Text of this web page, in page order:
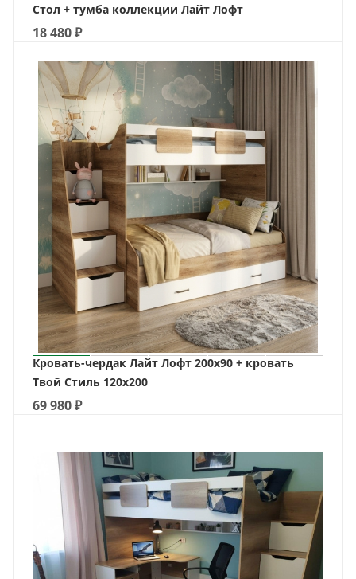
Стол + тумба коллекции Лайт Лофт
18 480₽
Кровать-чердак Лайт Лофт 200х90 + кровать
Твой Стиль 120х200
69 980₽